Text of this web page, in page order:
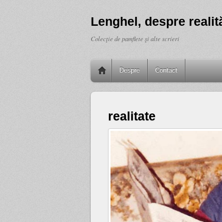
Lenghel, despre
Colecţie de pamflete şi alte scrieri
Despre Contact
realitate